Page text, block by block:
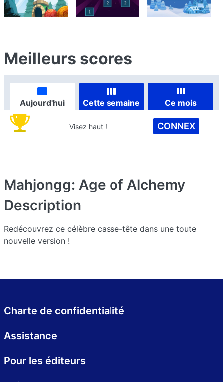
Meilleurs scores
Aujourd'hui Cette semaine Ce mois
Visez haut ! CONNEX
Mahjongg: Age of Alchemy
Description
Redécouvrez ce célèbre casse-tête dans une toute
nouvelle version !
Charte de confidentialité
Assistance
Pour les éditeurs